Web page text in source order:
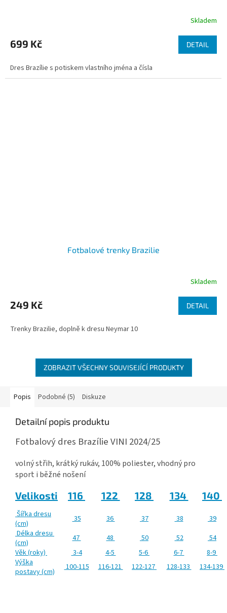
Skladem
699 Kč DETAIL
Dres Brazílie s potiskem vlastního jména a čísla
Fotbalové trenky Brazilie
produktu
je
z
Skladem
249 Kč DETAIL
Trenky Brazilie, doplně k dresu Neymar 10
ZOBRAZIT VŠECHNY SOUVISEJÍCÍ PRODUKTY
Popis Podobné (5) Diskuze
Detailní popis produktu
Fotbalový dres Brazílie VINI 2024/25
volný střih, krátký rukáv, 100% poliester, vhodný pro
sport i běžné nošení
Velikosti 116 122 128 134 140
Šířka dresu
(cm)
35 36 37 38
39
Délka dresu
(cm)
47 48 50 52
54
Věk (roky)
3-4 4-5 5-6 6-7
8-9
Výška
postavy (cm)
100-115 116-121 122-127 128-133 134-139